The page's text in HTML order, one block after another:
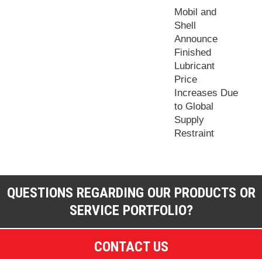
Mobil and
Shell
Announce
Finished
Lubricant
Price
Increases Due
to Global
Supply
Restraint
QUESTIONS REGARDING OUR PRODUCTS OR
SERVICE PORTFOLIO?
CONTACT US